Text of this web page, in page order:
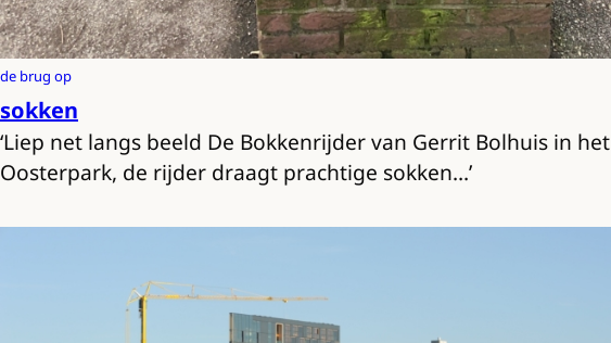
de brug op
sokken
‘Liep net langs beeld De Bokkenrijder van Gerrit Bolhuis in het
Oosterpark, de rijder draagt prachtige sokken…’